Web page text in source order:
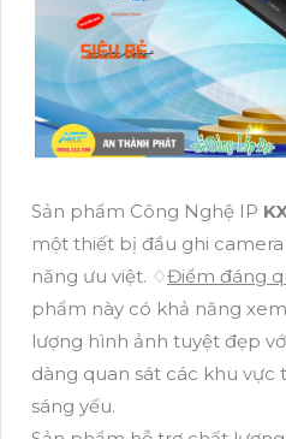
Sản phẩm Công Nghệ IP
một thiết bị đầu ghi
năng ưu việt. ♢Điểm đáng
phẩm này có khả năng
lượng hình ảnh tuyệt đẹp
dàng quan sát các khu vực
sáng yếu.